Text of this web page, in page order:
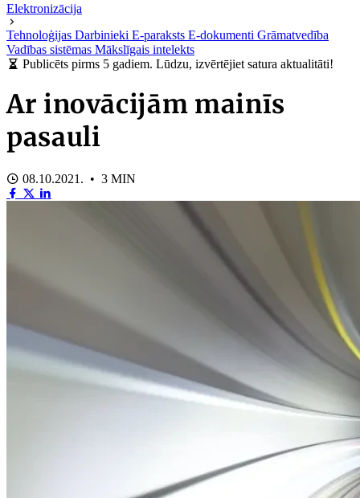
Elektronizācija
Tehnoloģijas Darbinieki E-paraksts E-dokumenti Grāmatvedība
Vadības sistēmas Mākslīgais intelekts
Publicēts pirms 5 gadiem. Lūdzu, izvērtējiet satura aktualitāti!
Ar inovācijām mainīs
pasauli
08.10.2021. • 3 MIN